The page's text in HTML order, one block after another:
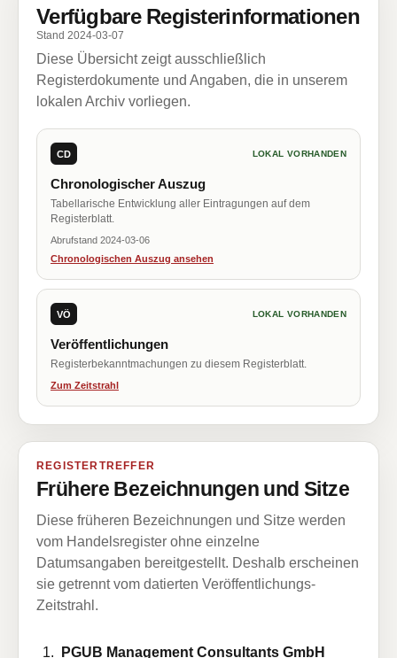
Verfügbare Registerinformationen
Stand 2024-03-07
Diese Übersicht zeigt ausschließlich
Registerdokumente und Angaben, die in unserem
lokalen Archiv vorliegen.
CD LOKAL VORHANDEN
Chronologischer Auszug
Tabellarische Entwicklung aller Eintragungen auf dem
Registerblatt.
Abrufstand 2024-03-06
Chronologischen Auszug ansehen
VÖ LOKAL VORHANDEN
Veröffentlichungen
Registerbekanntmachungen zu diesem Registerblatt.
Zum Zeitstrahl
REGISTERTREFFER
Frühere Bezeichnungen und Sitze
Diese früheren Bezeichnungen und Sitze werden
vom Handelsregister ohne einzelne
Datumsangaben bereitgestellt. Deshalb erscheinen
sie getrennt vom datierten Veröffentlichungs-
Zeitstrahl.
PGUB Management Consultants GmbH